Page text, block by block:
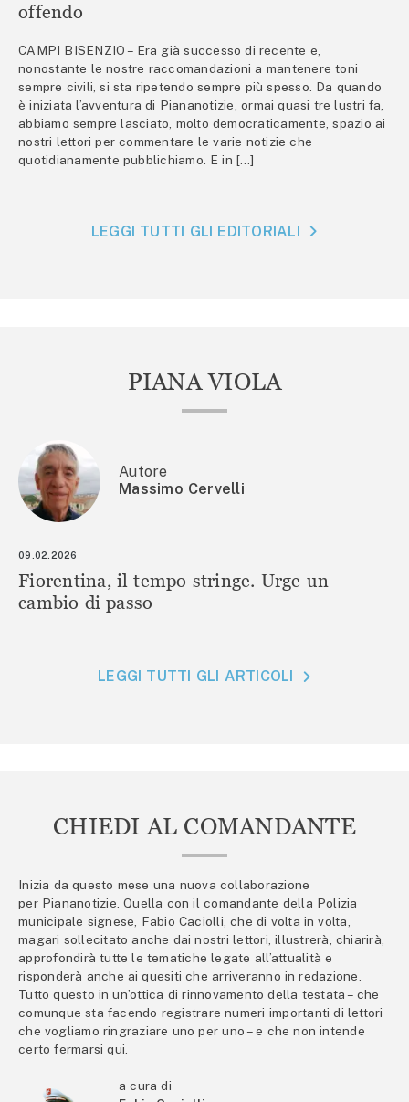
offendo
CAMPI BISENZIO – Era già successo di recente e,
nonostante le nostre raccomandazioni a mantenere toni
sempre civili, si sta ripetendo sempre più spesso. Da quando
è iniziata l’avventura di Piananotizie, ormai quasi tre lustri fa,
abbiamo sempre lasciato, molto democraticamente, spazio ai
nostri lettori per commentare le varie notizie che
quotidianamente pubblichiamo. E in […]
LEGGI TUTTI GLI EDITORIALI
PIANA VIOLA
Autore
Massimo Cervelli
09.02.2026
Fiorentina, il tempo stringe. Urge un
cambio di passo
LEGGI TUTTI GLI ARTICOLI
CHIEDI AL COMANDANTE
Inizia da questo mese una nuova collaborazione
per Piananotizie. Quella con il comandante della Polizia
municipale signese, Fabio Caciolli, che di volta in volta,
magari sollecitato anche dai nostri lettori, illustrerà, chiarirà,
approfondirà tutte le tematiche legate all’attualità e
risponderà anche ai quesiti che arriveranno in redazione.
Tutto questo in un’ottica di rinnovamento della testata – che
comunque sta facendo registrare numeri importanti di lettori
che vogliamo ringraziare uno per uno – e che non intende
certo fermarsi qui.
a cura di